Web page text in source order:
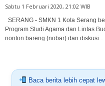
Sabtu 1 Februari 2020, 21:02 WIB
SERANG - SMKN 1 Kota Serang
Program Studi Agama dan Lintas
nonton bareng (nobar) dan diskusi...
Baca berita lebih cepat